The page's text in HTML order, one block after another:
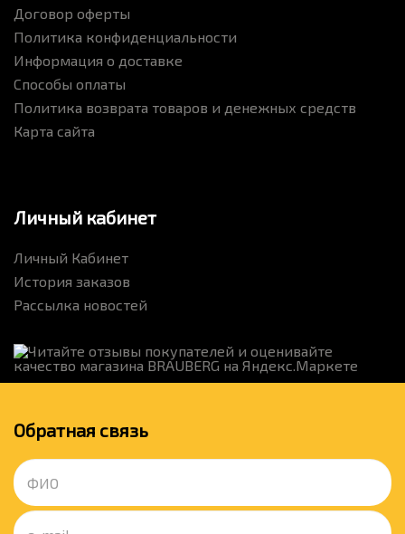
Договор оферты
Политика конфиденциальности
Информация о доставке
Способы оплаты
Политика возврата товаров и денежных средств
Карта сайта
Личный кабинет
Личный Кабинет
История заказов
Рассылка новостей
Обратная связь